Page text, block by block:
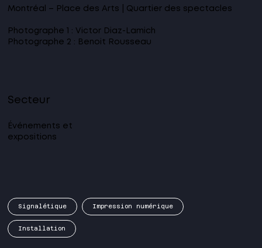
Montréal – Place des Arts | Quartier des spectacles
Photographe 1 : Victor Diaz-Lamich
Photographe 2 : Benoit Rousseau
Secteur
Événements et
expositions
Signalétique Impression numérique
Installation